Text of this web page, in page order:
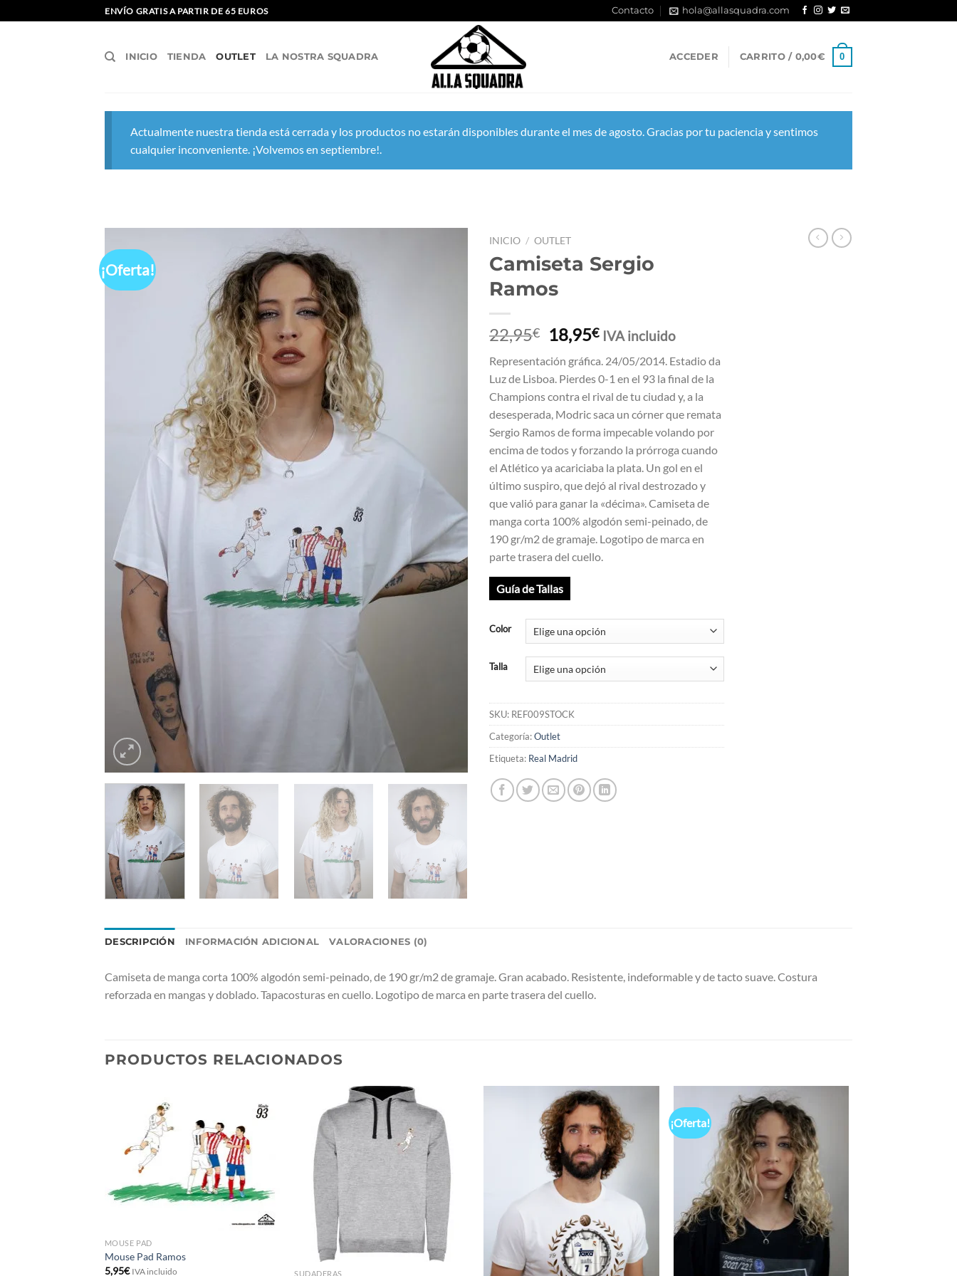
al
ENVÍO GRATIS A PARTIR DE 65 EUROS Contacto hola@allasquadra.com
INICIO TIENDA OUTLET LA NOSTRA SQUADRA ACCEDER CARRITO / 0,00€ 0
Actualmente nuestra tienda está cerrada y los productos no estarán disponibles durante el mes de agosto. Gracias por tu paciencia y sentimos
cualquier inconveniente. ¡Volvemos en septiembre!.
¡Oferta!
INICIO / OUTLET
Camiseta Sergio
Ramos
22,95€
El
precio
original
era:
22,95€.
18,95€El
actual
es:
18,95€.
IVA incluido
Representación gráfica. 24/05/2014. Estadio da
Luz de Lisboa. Pierdes 0-1 en el 93 la final de la
Champions contra el rival de tu ciudad y, a la
desesperada, Modric saca un córner que remata
Sergio Ramos de forma impecable volando por
encima de todos y forzando la prórroga cuando
el Atlético ya acariciaba la plata. Un gol en el
último suspiro, que dejó al rival destrozado y
que valió para ganar la «décima». Camiseta de
manga corta 100% algodón semi-peinado, de
190 gr/m2 de gramaje. Logotipo de marca en
parte trasera del cuello.
Guía de Tallas
Color
Talla
SKU: REF009STOCK
Categoría:Outlet
Etiqueta: Real Madrid
DESCRIPCIÓN INFORMACIÓN ADICIONAL VALORACIONES (0)
Camiseta de manga corta 100% algodón semi-peinado, de 190 gr/m2 de gramaje. Gran acabado. Resistente, indeformable y de tacto suave. Costura
reforzada en mangas y doblado. Tapacosturas en cuello. Logotipo de marca en parte trasera del cuello.
PRODUCTOS RELACIONADOS
MOUSE PAD
Mouse Pad Ramos
5,95€ IVA incluido SUDADERAS
¡Oferta!